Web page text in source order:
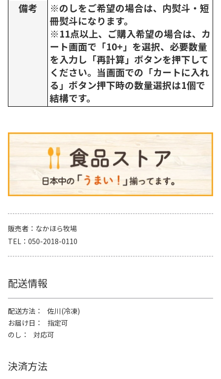
備考
※のしをご希望の場合は、内熨斗・短
冊熨斗になります。
※11点以上、ご購入希望の場合は、カ
ート画面で「10+」を選択、必要数量
を入力し「再計算」ボタンを押下して
ください。当画面での「カートに入れ
る」ボタン押下時の数量選択は1個で
結構です。
販売者
なかほら牧場
TEL
050-2018-0110
配送情報
配送方法
佐川(冷凍)
お届け日
指定可
のし
対応可
決済方法